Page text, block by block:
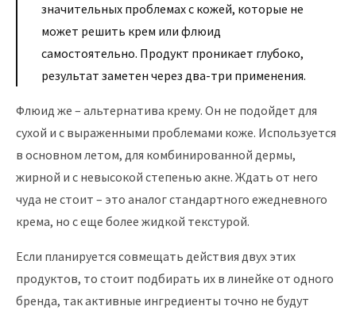
значительных проблемах с кожей, которые не
может решить крем или флюид
самостоятельно. Продукт проникает глубоко,
результат заметен через два-три применения.
Флюид же – альтернатива крему. Он не подойдет для
сухой и с выраженными проблемами коже. Используется
в основном летом, для комбинированной дермы,
жирной и с невысокой степенью акне. Ждать от него
чуда не стоит – это аналог стандартного ежедневного
крема, но с еще более жидкой текстурой.
Если планируется совмещать действия двух этих
продуктов, то стоит подбирать их в линейке от одного
бренда, так активные ингредиенты точно не будут